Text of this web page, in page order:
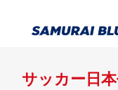
サッカー日